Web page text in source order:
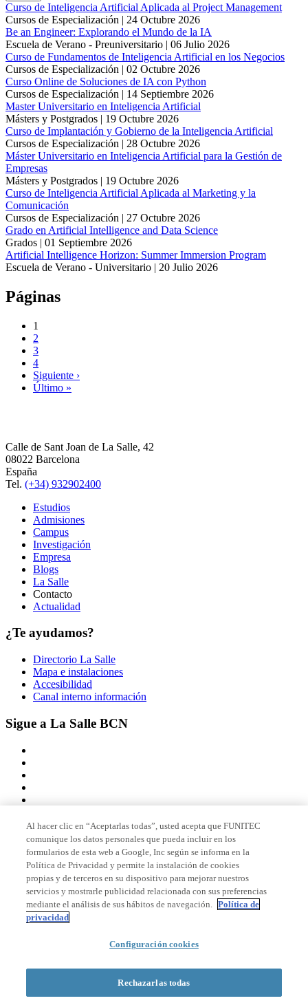
Curso de Inteligencia Artificial Aplicada al Project Management
Cursos de Especialización | 24 Octubre 2026
Be an Engineer: Explorando el Mundo de la IA
Escuela de Verano - Preuniversitario | 06 Julio 2026
Curso de Fundamentos de Inteligencia Artificial en los Negocios
Cursos de Especialización | 02 Octubre 2026
Curso Online de Soluciones de IA con Python
Cursos de Especialización | 14 Septiembre 2026
Master Universitario en Inteligencia Artificial
Másters y Postgrados | 19 Octubre 2026
Curso de Implantación y Gobierno de la Inteligencia Artificial
Cursos de Especialización | 28 Octubre 2026
Máster Universitario en Inteligencia Artificial para la Gestión de
Empresas
Másters y Postgrados | 19 Octubre 2026
Curso de Inteligencia Artificial Aplicada al Marketing y la
Comunicación
Cursos de Especialización | 27 Octubre 2026
Grado en Artificial Intelligence and Data Science
Grados | 01 Septiembre 2026
Artificial Intelligence Horizon: Summer Immersion Program
Escuela de Verano - Universitario | 20 Julio 2026
Páginas
1
2
3
4
Siguiente ›
Último »
Calle de Sant Joan de La Salle, 42
08022 Barcelona
España
Tel. (+34) 932902400
Estudios
Admisiones
Campus
Investigación
Empresa
Blogs
La Salle
Contacto
Actualidad
¿Te ayudamos?
Directorio La Salle
Mapa e instalaciones
Accesibilidad
Canal interno información
Sigue a La Salle BCN
Miembro de
Acreditaciones
© 2026 La Salle Campus Barcelona - URL |
Formulario de búsqueda
Al hacer clic en “Aceptarlas todas”, usted acepta que FUNITEC
comunique los datos personales que pueda incluir en los
formularios de esta web a Google, Inc según se informa en la
Política de Privacidad y permite la instalación de cookies
propias y de terceros en su dispositivo para mejorar nuestros
servicios y mostrarle publicidad relacionada con sus preferencias
mediante el análisis de sus hábitos de navegación. Política de
privacidad
Configuración cookies
Rechazarlas todas